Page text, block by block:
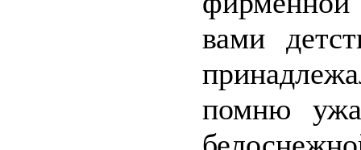
вами
помню